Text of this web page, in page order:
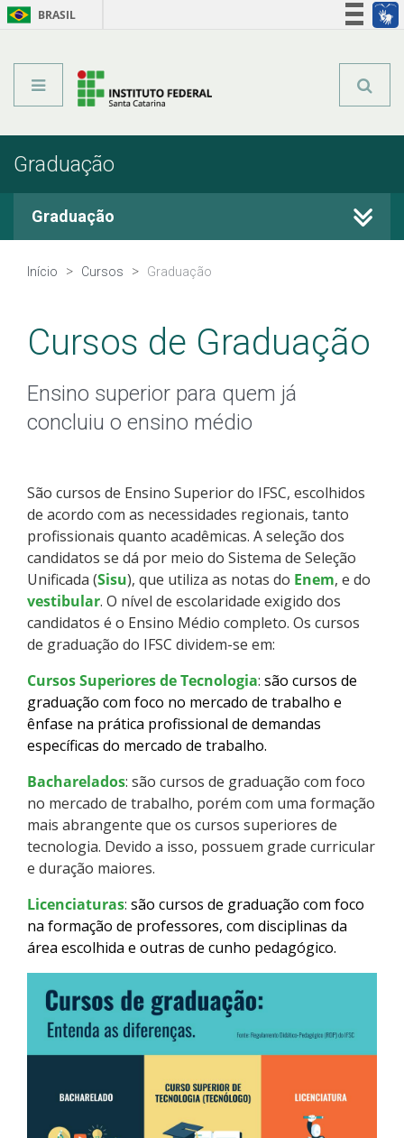
BRASIL
Graduação
Graduação
Cursos Técnicos
Qualificação Profissional
Pós-graduação
Educação de Jovens e Adultos
Transferências e retornos
PartiuIF
Parcerias
Processo de Inscrição
Resultados
Como posso estudar no IFSC?
Calendário de inscrições
Processos Seletivos
Cotas
Orientações para comprovação de cotas
Início Cursos Graduação
Cursos de Graduação
Ensino superior para quem já
concluiu o ensino médio
São cursos de Ensino Superior do IFSC, escolhidos
de acordo com as necessidades regionais, tanto
profissionais quanto acadêmicas. A seleção dos
candidatos se dá por meio do Sistema de Seleção
Unificada (Sisu), que utiliza as notas do Enem, e do
vestibular. O nível de escolaridade exigido dos
candidatos é o Ensino Médio completo. Os cursos
de graduação do IFSC dividem-se em:
Cursos Superiores de Tecnologia: são cursos de
graduação com foco no mercado de trabalho e
ênfase na prática profissional de demandas
específicas do mercado de trabalho.
Bacharelados: são cursos de graduação com foco
no mercado de trabalho, porém com uma formação
mais abrangente que os cursos superiores de
tecnologia. Devido a isso, possuem grade curricular
e duração maiores.
Licenciaturas: são cursos de graduação com foco
na formação de professores, com disciplinas da
área escolhida e outras de cunho pedagógico.